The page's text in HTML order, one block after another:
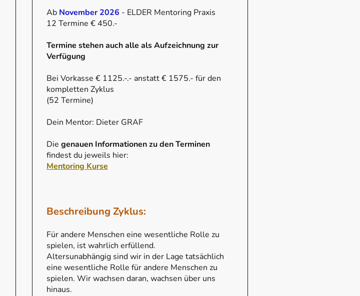
Ab November 2026 - ELDER Mentoring Praxis
12 Termine € 450.-
Termine stehen auch alle als Aufzeichnung zur
Verfügung
Bei Vorkasse € 1125.-.- anstatt € 1575.- für den
kompletten Zyklus
(52 Termine)
Dein Mentor: Dieter GRAF
Die genauen Informationen zu den Terminen
findest du jeweils hier:
Mentoring Kurse
Beschreibung Zyklus:
Für andere Menschen eine wesentliche Rolle zu
spielen, ist wahrlich erfüllend.
Altersunabhängig sind wir in der Lage tatsächlich
eine wesentliche Rolle für andere Menschen zu
spielen. Wir wachsen daran, wachsen über uns
hinaus.